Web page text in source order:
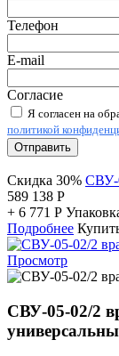
Телефон
E-mail
Согласие
Я согласен на
политикой
Отправить
Скидка 30% СВУ-
589 138 Р
+ 6 771 Р
Подробнее
Просмотр
СВУ-05-02/2